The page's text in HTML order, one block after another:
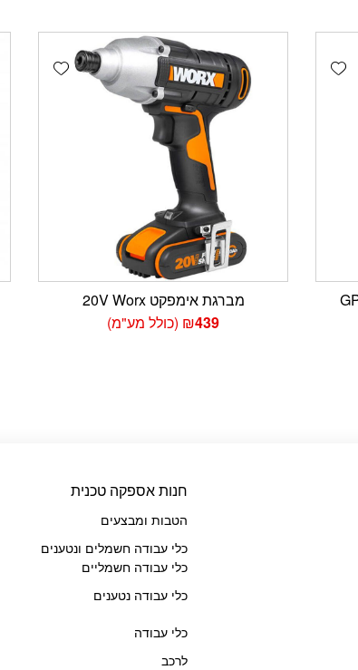
Add wishlist
Add wishlist
מברגת אימפקט 20V Worx
₪439 (כולל מע"מ)
חנות אספקה טכנית
הטבות ומבצעים
כלי עבודה חשמלים ונטענים
כלי עבודה חשמליים
כלי עבודה נטענים
כלי עבודה
לרכב